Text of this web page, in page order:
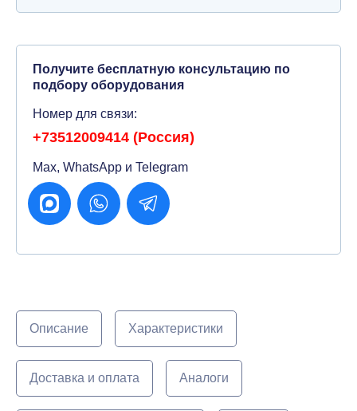
Получите бесплатную консультацию по
подбору оборудования
Номер для связи:
+73512009414 (Россия)
Max, WhatsApp и Telegram
Описание Характеристики
Доставка и оплата Аналоги